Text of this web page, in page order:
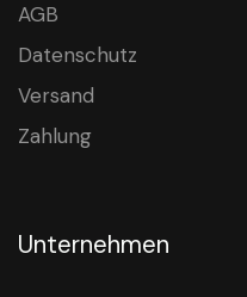
AGB
Datenschutz
Versand
Zahlung
Unternehmen